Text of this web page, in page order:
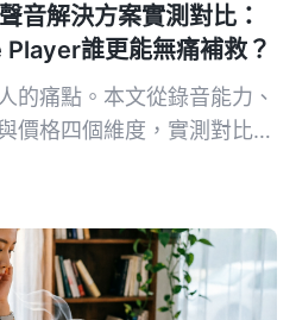
音解決方案實測對比：
誰更能無痛補救？
的痛點。本文從錄音能力、
價格四個維度，實測對比